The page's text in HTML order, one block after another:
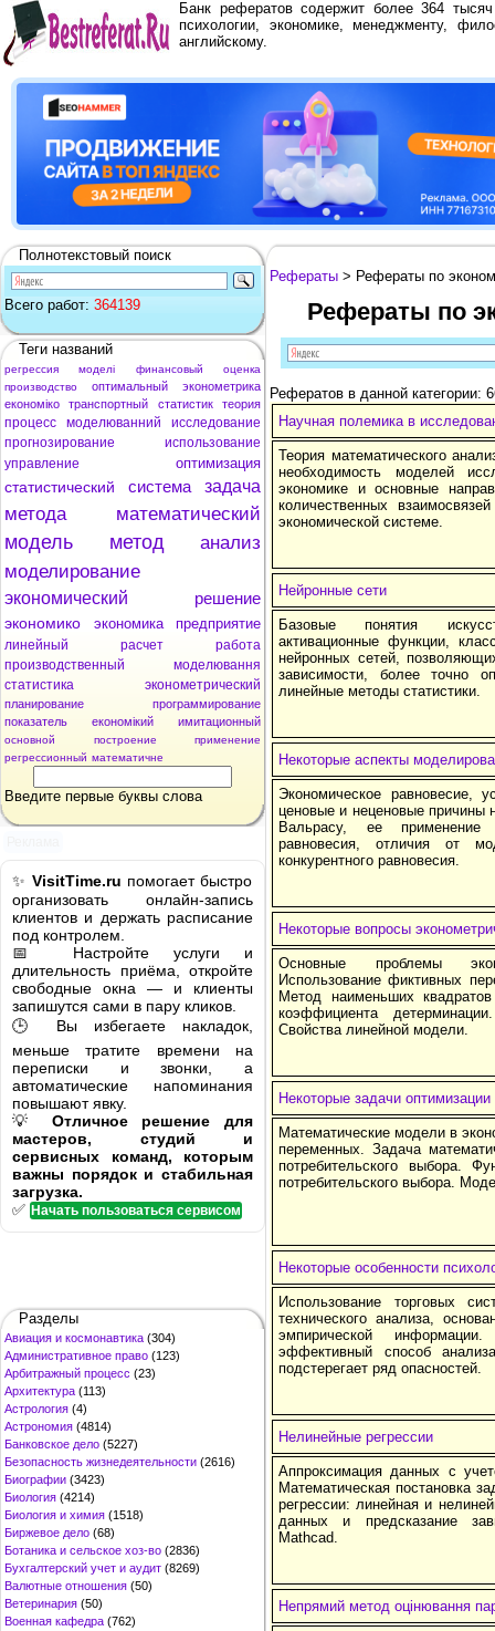
Банк рефератов содержит более 364
психологии, экономике, менеджменту,
английскому.
Полнотекстовый поиск
Всего работ: 364139
Теги названий
регрессия моделі финансовый
оценка
производство
оптимальный
эконометрика
економіко
транспортный статистик теория
процесс моделюванний
исследование
прогнозирование
использование
управление
оптимизация
статистический система задача
метода математический
модель метод
анализ
моделирование
экономический решение
экономико экономика предприятие
линейный расчет
работа
производственный
моделювання
статистика
эконометрический
планирование
программирование
показатель
економікий имитационный
основной построение
применение
регрессионный математичне
Введите первые буквы слова
✨ VisitTime.ru помогает быстро
организовать онлайн-запись
клиентов и держать расписание
под контролем.
📅 Настройте услуги и
длительность приёма, откройте
свободные окна — и клиенты
запишутся сами в пару кликов.
🕒 Вы избегаете накладок,
меньше тратите времени на
переписки и звонки, а
автоматические напоминания
повышают явку.
💡 Отличное решение для
мастеров, студий и
сервисных команд, которым
важны порядок и стабильная
загрузка.
✅ Начать пользоваться сервисом
Разделы
Авиация и космонавтика (304)
Административное право (123)
Арбитражный процесс (23)
Архитектура (113)
Астрология (4)
Астрономия (4814)
Банковское дело (5227)
Безопасность жизнедеятельности (2616)
Биографии (3423)
Биология (4214)
Биология и химия (1518)
Биржевое дело (68)
Ботаника и сельское хоз-во (2836)
Бухгалтерский учет и аудит (8269)
Валютные отношения (50)
Ветеринария (50)
Военная кафедра (762)
Рефераты > Рефераты по
Рефераты по
Рефератов в данной категории:
Научная полемика в
Теория математического
необходимость моделей
экономике и основные
количественных
экономической системе.
Нейронные сети
Базовые понятия
активационные функции,
нейронных сетей,
зависимости, более точно
линейные методы статистики.
Некоторые аспекты
Экономическое равновесие,
ценовые и неценовые
Вальрасу, ее применение
равновесия, отличия от
конкурентного равновесия.
Некоторые вопросы
Основные проблемы
Использование фиктивных
Метод наименьших
коэффициента
Свойства линейной модели.
Некоторые задачи
Математические модели в
переменных. Задача
потребительского выбора.
потребительского выбора.
Некоторые особенности
Использование торговых
технического анализа,
эмпирической
эффективный способ
подстерегает ряд опасностей.
Нелинейные регрессии
Аппроксимация данных с
Математическая постановка
регрессии: линейная и
данных и предсказание
Mathcad.
Непрямий метод оцінювання